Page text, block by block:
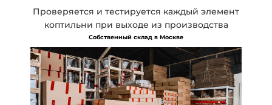
Проверяется и тестируется каждый элемент
коптильни при выходе из производства
Собственный склад в Москве